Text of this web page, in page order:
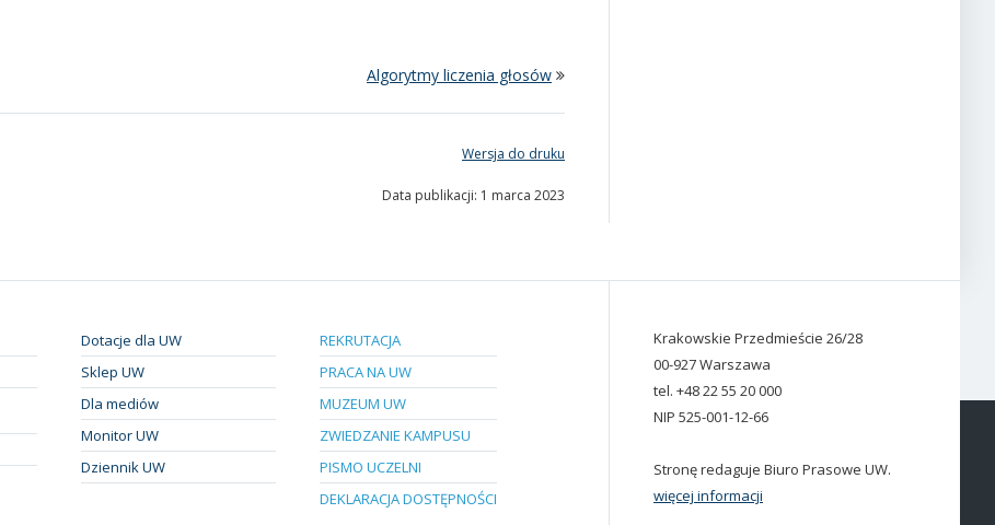
Algorytmy liczenia głosów
Wersja do druku
Data publikacji: 1 marca 2023
Dotacje dla UW
Sklep UW
Dla mediów
Monitor UW
Dziennik UW
REKRUTACJA
PRACA NA UW
MUZEUM UW
ZWIEDZANIE KAMPUSU
PISMO UCZELNI
DEKLARACJA DOSTĘPNOŚCI
Krakowskie Przedmieście 26/28
00-927 Warszawa
tel. +48 22 55 20 000
NIP 525-001-12-66
Stronę redaguje Biuro Prasowe UW.
więcej informacji